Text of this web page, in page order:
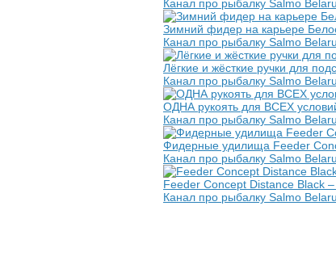
Канал про рыбалку Salmo
Зимний фидер на карьере
Канал про рыбалку Salmo
Лёгкие и жёсткие ручки для
Канал про рыбалку Salmo
ОДНА рукоять для ВСЕХ
Канал про рыбалку Salmo
Фидерные удилища Feeder
Канал про рыбалку Salmo
Feeder Concept Distance Black
Канал про рыбалку Salmo